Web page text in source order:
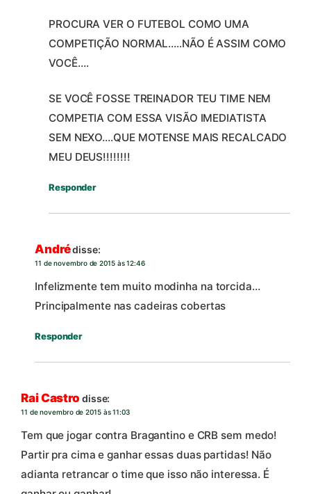
PROCURA VER O FUTEBOL COMO UMA
COMPETIÇÃO NORMAL…..NÃO É ASSIM COMO
VOCÊ….
SE VOCÊ FOSSE TREINADOR TEU TIME NEM
COMPETIA COM ESSA VISÃO IMEDIATISTA
SEM NEXO….QUE MOTENSE MAIS RECALCADO
MEU DEUS!!!!!!!!
Responder
Andrédisse:
11 de novembro de 2015 às 12:46
Infelizmente tem muito modinha na torcida…
Principalmente nas cadeiras cobertas
Responder
Rai Castro disse:
11 de novembro de 2015 às 11:03
Tem que jogar contra Bragantino e CRB sem medo!
Partir pra cima e ganhar essas duas partidas! Não
adianta retrancar o time que isso não interessa. É